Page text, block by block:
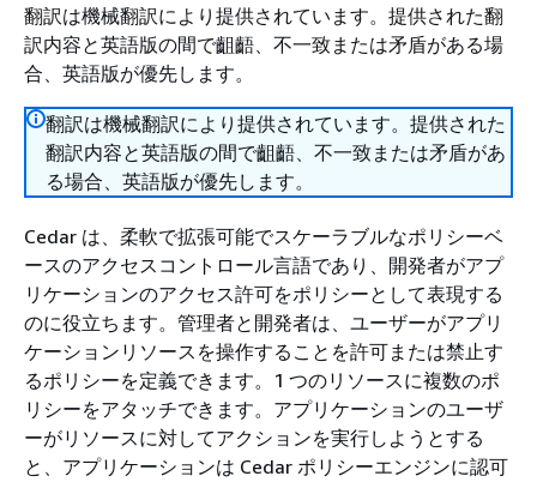
翻訳は機械翻訳により提供されています。提供された翻
訳内容と英語版の間で齟齬、不一致または矛盾がある場
合、英語版が優先します。
翻訳は機械翻訳により提供されています。提供された
翻訳内容と英語版の間で齟齬、不一致または矛盾があ
る場合、英語版が優先します。
Cedar は、柔軟で拡張可能でスケーラブルなポリシーベ
ースのアクセスコントロール言語であり、開発者がアプ
リケーションのアクセス許可をポリシーとして表現する
のに役立ちます。管理者と開発者は、ユーザーがアプリ
ケーションリソースを操作することを許可または禁止す
るポリシーを定義できます。1 つのリソースに複数のポ
リシーをアタッチできます。アプリケーションのユーザ
ーがリソースに対してアクションを実行しようとする
と、アプリケーションは Cedar ポリシーエンジンに認可